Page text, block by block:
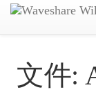
文件: